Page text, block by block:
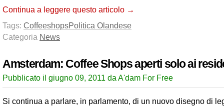
Continua a leggere questo articolo →
Tags: CoffeeshopsPolitica Olandese
Categoria News
Amsterdam: Coffee Shops aperti solo ai
Pubblicato il giugno 09, 2011 da A'dam For Free
Si continua a parlare, in parlamento, di un nuovo disegno di